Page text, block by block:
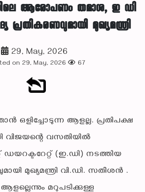
ആരോപണം തമാശ, ഇ ഡി
മുഖ്യമന്ത്രി
29, May, 2026
on 29, May, 2026 67
ഒളിച്ചോടുന്ന ആളല്ല. പ്രതിപക്ഷ
വിജയന്റെ വസതിയിൽ
(ഇ.ഡി) നടത്തിയ
മുഖ്യമന്ത്രി വി.ഡി. സതീശൻ .
മറുപടിക്കുള്ള